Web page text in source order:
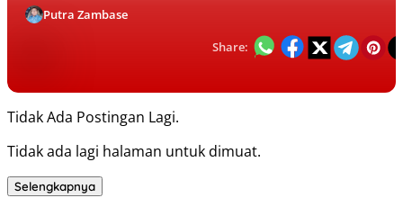
Putra Zambase
Share:
Tidak Ada Postingan Lagi.
Tidak ada lagi halaman untuk dimuat.
Selengkapnya